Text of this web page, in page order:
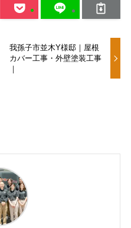
我孫子市並木Y様邸｜屋根
カバー工事・外壁塗装工事
｜